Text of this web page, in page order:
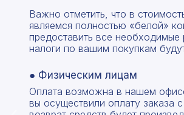
Важно отметить, что в
являемся полностью «белой»
предоставить все
налоги по вашим покупкам
● Физическим лицам
Оплата возможна в нашем
вы осуществили оплату заказа